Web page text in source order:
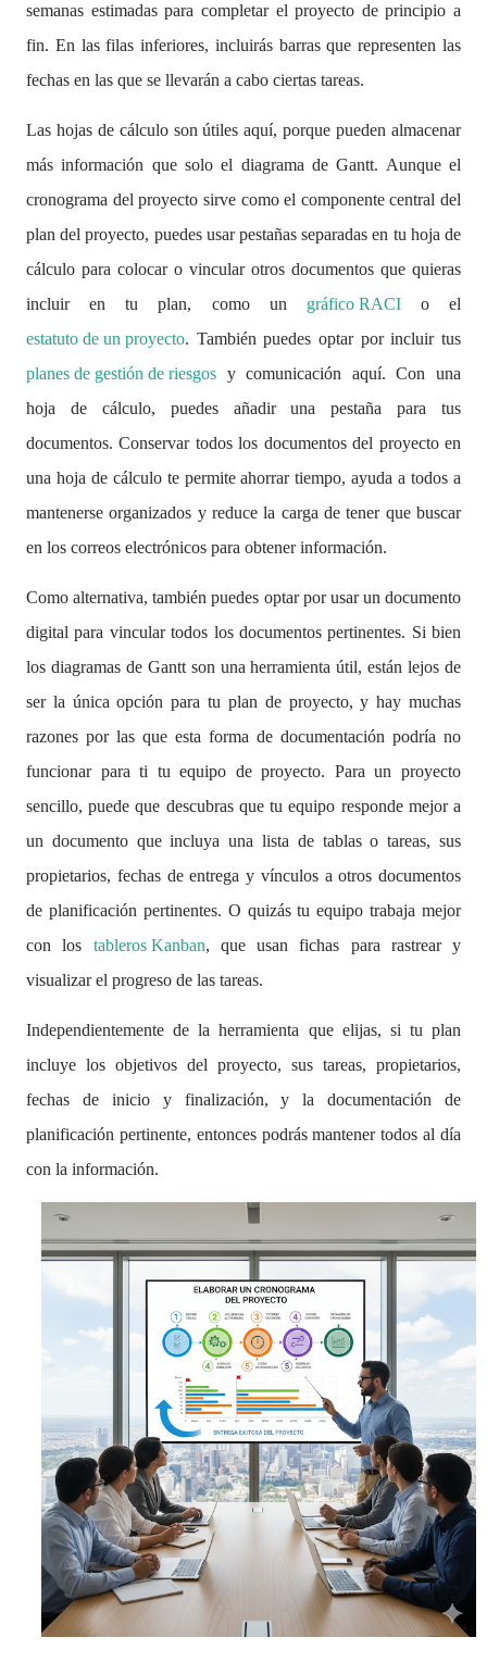
semanas estimadas para completar el proyecto de principio a
fin. En las filas inferiores, incluirás barras que representen las
fechas en las que se llevarán a cabo ciertas tareas.
Las hojas de cálculo son útiles aquí, porque pueden almacenar
más información que solo el diagrama de Gantt. Aunque el
cronograma del proyecto sirve como el componente central del
plan del proyecto, puedes usar pestañas separadas en tu hoja de
cálculo para colocar o vincular otros documentos que quieras
incluir en tu plan, como un gráfico RACIo el
estatuto de un proyecto. También puedes optar por incluir tus
planes de gestión de riesgos y comunicación aquí. Con una
hoja de cálculo, puedes añadir una pestaña para tus
documentos. Conservar todos los documentos del proyecto en
una hoja de cálculo te permite ahorrar tiempo, ayuda a todos a
mantenerse organizados y reduce la carga de tener que buscar
en los correos electrónicos para obtener información.
Como alternativa, también puedes optar por usar un documento
digital para vincular todos los documentos pertinentes. Si bien
los diagramas de Gantt son una herramienta útil, están lejos de
ser la única opción para tu plan de proyecto, y hay muchas
razones por las que esta forma de documentación podría no
funcionar para ti tu equipo de proyecto. Para un proyecto
sencillo, puede que descubras que tu equipo responde mejor a
un documento que incluya una lista de tablas o tareas, sus
propietarios, fechas de entrega y vínculos a otros documentos
de planificación pertinentes. O quizás tu equipo trabaja mejor
con los tableros Kanban, que usan fichas para rastrear y
visualizar el progreso de las tareas.
Independientemente de la herramienta que elijas, si tu plan
incluye los objetivos del proyecto, sus tareas, propietarios,
fechas de inicio y finalización, y la documentación de
planificación pertinente, entonces podrás mantener todos al día
con la información.